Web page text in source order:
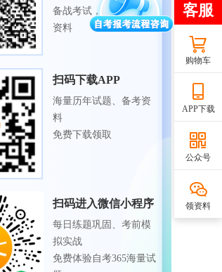
备战考试，获取试题及
资料
扫码下载APP
海量历年试题、备考资
料
免费下载领取
扫码进入微信小程序
每日练题巩固、考前模
拟实战
免费体验自考365海量试
购物车
APP下载
公众号
领资料